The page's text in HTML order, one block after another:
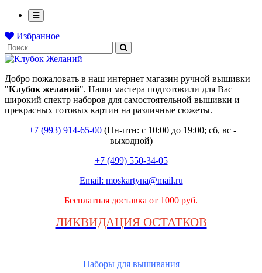
Избранное
Добро пожаловать в наш интернет магазин ручной вышивки
"Клубок желаний". Наши мастера подготовили для Вас
широкий спектр наборов для самостоятельной вышивки и
прекрасных готовых картин на различные сюжеты.
+7 (993) 914-65-00 (Пн-птн: с10:00 до 19:00; сб, вс -
выходной)
+7 (499) 550-34-05
Email: moskartyna@mail.ru
Бесплатная доставка от 1000 руб.
ЛИКВИДАЦИЯ ОСТАТКОВ
Наборы для вышивания